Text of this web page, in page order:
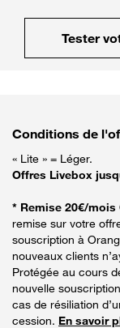
Tester
Conditions de
« Lite » = Léger.
Offres Livebox
* Remise 20€/mois
remise sur votre
souscription à
nouveaux clients
Protégée au cours
nouvelle
cas de résiliation
cession. En savoir